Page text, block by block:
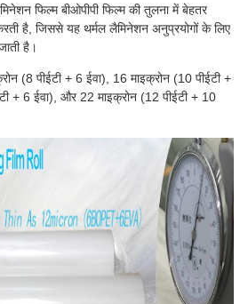
फिल्म बीओपीपी फिल्म की तुलना में बेहतर
करती है, जिससे यह थर्मल लैमिनेशन अनुप्रयोगों के लिए
है।
(8 पीईटी + 6 ईवा), 16 माइक्रोन (10 पीईटी +
+ 6 ईवा), और 22 माइक्रोन (12 पीईटी + 10